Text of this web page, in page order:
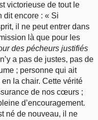
victorieuse de tout le
dit encore : « Si
il ne peut entrer dans
là que pour les
des pécheurs justifiés
a pas de justes, pas de
; personne qui ait
la chair. Cette vérité
de nos cœurs ;
d’encouragement.
né de nouveau, il ne